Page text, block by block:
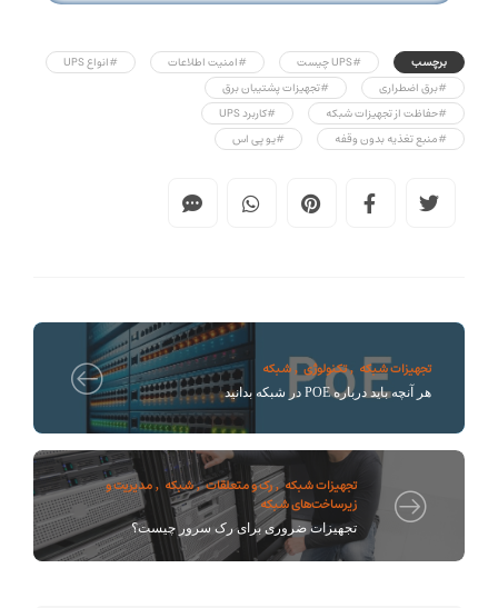
برچسب #UPS چیست #امنیت اطلاعات
#انواع UPS
#برق اضطراری
#تجهیزات پشتیبان برق
#حفاظت از تجهیزات شبکه
#کاربرد UPS
#منبع تغذیه بدون وقفه
#یو پی اس
تجهیزات شبکه ,تکنولوژی , شبکه
هر آنچه باید درباره POE در شبکه بدانید
تجهیزات شبکه , رک و متعلقات ,شبکه , مدیریت و
زیرساخت‌های شبکه
تجهیزات ضروری برای رک سرور چیست؟